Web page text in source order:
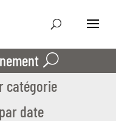
catégorie
date